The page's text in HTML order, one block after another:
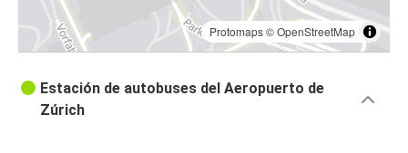
Protomaps©OpenStreetMap
Estación de autobuses del Aeropuerto de
Zúrich